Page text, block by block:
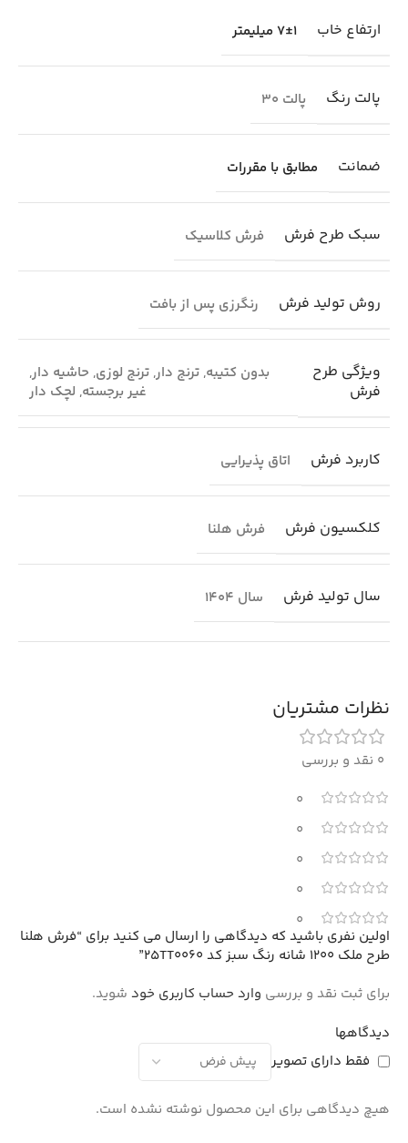
ارتفاع خاب 7±1 میلیمتر
پالت رنگ پالت 30
ضمانت مطابق با مقررات
سبک طرح فرش فرش کلاسیک
روش تولید فرش رنگرزی پس از بافت
ویژگی طرح
فرش
بدون کتیبه, ترنج دار, ترنج لوزی, حاشیه دار,
غیر برجسته, لچک دار
کاربرد فرش اتاق پذیرایی
کلکسیون فرش فرش هلنا
سال تولید فرش سال 1404
نظرات مشتریان
0 نقد و بررسی
0
0
0
0
0
دیدگاهها
فقط دارای تصویر
هیچ دیدگاهی برای این محصول نوشته نشده است.
اولین نفری باشید که دیدگاهی را ارسال می کنید برای “فرش هلنا
طرح ملک 1200 شانه رنگ سبز کد 25TT0060”
برای ثبت نقد و بررسی وارد حساب کاربری خود شوید.